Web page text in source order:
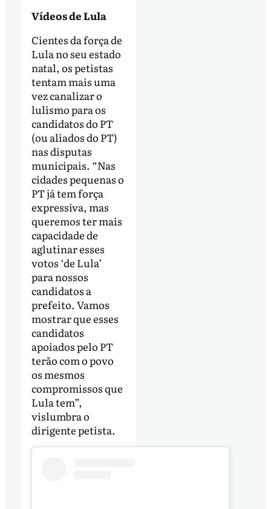
Vídeos de Lula
Cientes da força de
Lula no seu estado
natal, os petistas
tentam mais uma
vez canalizar o
lulismo para os
candidatos do PT
(ou aliados do PT)
nas disputas
municipais. “Nas
cidades pequenas o
PT já tem força
expressiva, mas
queremos ter mais
capacidade de
aglutinar esses
votos ‘de Lula’
para nossos
candidatos a
prefeito. Vamos
mostrar que esses
candidatos
apoiados pelo PT
terão com o povo
os mesmos
compromissos que
Lula tem”,
vislumbra o
dirigente petista.